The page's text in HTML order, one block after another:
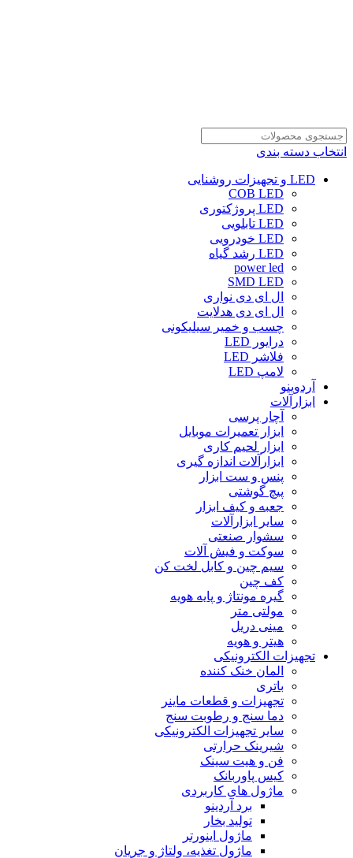
انتخاب دسته بندی
LED و تجهیزات روشنایی
COB LED
LED پروژکتوری
LED تابلویی
LED خودرویی
LED رشد گیاه
power led
SMD LED
ال ای دی نواری
ال ای دی هدلایت
چسب و خمیر سیلیکونی
درایور LED
فلاشر LED
لامپ LED
آردوینو
ابزارآلات
آچار پرسی
ابزار تعمیرات موبایل
ابزار لحیم کاری
ابزارآلات اندازه گیری
پنس و ست ابزار
پیچ گوشتی
جعبه و کیف ابزار
سایر ابزارآلات
سشوار صنعتی
سوکت و فیش آلات
سیم چین و کابل لخت کن
کف چین
گیره مونتاژ و پایه هویه
مولتی متر
مینی دریل
هیتر و هویه
تجهیزات الکترونیکی
المان خنک کننده
باتری
تجهیزات و قطعات ماینر
دما سنج و رطوبت سنج
سایر تجهیزات الکترونیکی
شیرینک حرارتی
فن و هیت سینک
کیس پاوربانک
ماژول های کاربردی
برد آردینو
تولید بخار
ماژول اینورتر
ماژول تغذیه، ولتاژ و جریان